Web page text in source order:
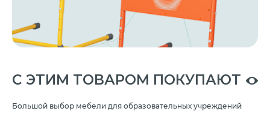
C ЭТИМ ТОВАРОМ ПОКУПАЮТ
Большой выбор мебели для образовательных учреждений